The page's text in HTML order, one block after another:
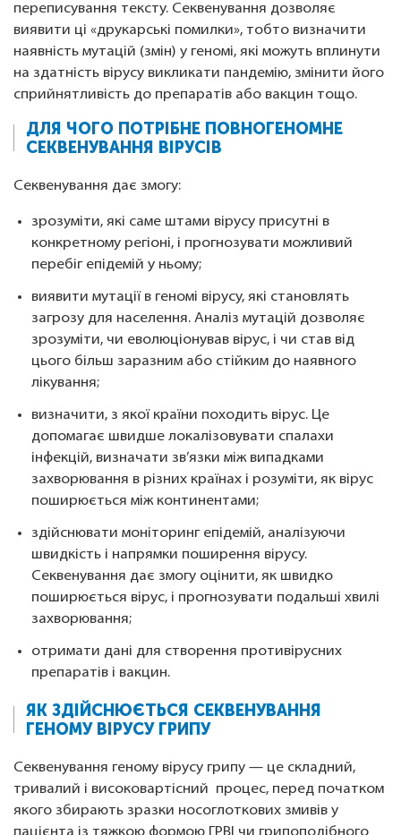
переписування тексту. Секвенування дозволяє
виявити ці «друкарські помилки», тобто визначити
наявність мутацій (змін) у геномі, які можуть вплинути
на здатність вірусу викликати пандемію, змінити його
сприйнятливість до препаратів або вакцин тощо.
ДЛЯ ЧОГО ПОТРІБНЕ ПОВНОГЕНОМНЕ
СЕКВЕНУВАННЯ ВІРУСІВ
Секвенування дає змогу:
зрозуміти, які саме штами вірусу присутні в
конкретному регіоні, і прогнозувати можливий
перебіг епідемій у ньому;
виявити мутації в геномі вірусу, які становлять
загрозу для населення. Аналіз мутацій дозволяє
зрозуміти, чи еволюціонував вірус, і чи став від
цього більш заразним або стійким до наявного
лікування;
визначити, з якої країни походить вірус. Це
допомагає швидше локалізовувати спалахи
інфекцій, визначати зв’язки між випадками
захворювання в різних країнах і розуміти, як вірус
поширюється між континентами;
здійснювати моніторинг епідемій, аналізуючи
швидкість і напрямки поширення вірусу.
Секвенування дає змогу оцінити, як швидко
поширюється вірус, і прогнозувати подальші хвилі
захворювання;
отримати дані для створення противірусних
препаратів і вакцин.
ЯК ЗДІЙСНЮЄТЬСЯ СЕКВЕНУВАННЯ
ГЕНОМУ ВІРУСУ ГРИПУ
Секвенування геному вірусу грипу — це складний,
тривалий і високовартісний процес, перед початком
якого збирають зразки носоглоткових змивів у